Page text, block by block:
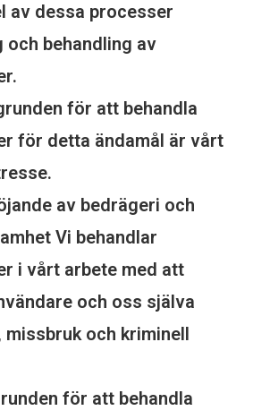
av dessa processer
och behandling av
för att behandla
för detta ändamål är vårt
av bedrägeri och
Vi behandlar
i vårt arbete med att
och oss själva
missbruk och kriminell
för att behandla